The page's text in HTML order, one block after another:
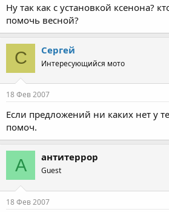
Ну так как с установкой ксенона?
помочь весной?
С Сергей
Интересующийся мото
18 Фев 2007
Если предложений ни каких нет у
помоч.
А антитеррор
Guest
18 Фев 2007